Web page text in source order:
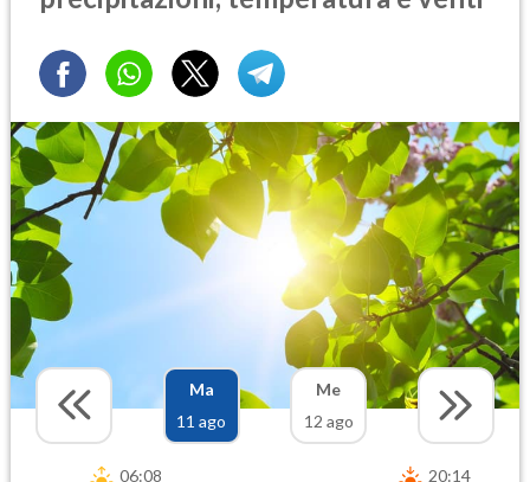
Ma
11 ago
Me
12 ago
06:08 20:14